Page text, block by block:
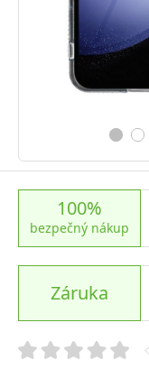
100%
bezpečný nákup
Záruka